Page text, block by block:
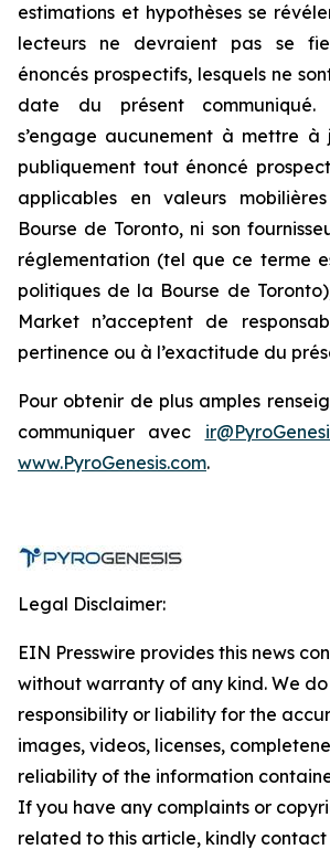
estimations et hypothèses se
lecteurs ne devraient pas se
énoncés prospectifs, lesquels ne
date du présent communiqué.
s’engage aucunement à mettre
publiquement tout énoncé
applicables en valeurs
Bourse de Toronto, ni son
réglementation (tel que ce terme
politiques de la Bourse de
Market n’acceptent de
pertinence ou à l’exactitude du
Pour obtenir de plus amples
communiquer avec
www.PyroGenesis.com.
Legal Disclaimer:
EIN Presswire provides this news
without warranty of any kind. We
responsibility or liability for the
images, videos, licenses,
reliability of the information
If you have any complaints or
related to this article, kindly